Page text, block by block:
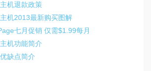
机退款政策
机2013最新购买图解
七月促销 仅需$1.99每月
机功能简介
缺点简介